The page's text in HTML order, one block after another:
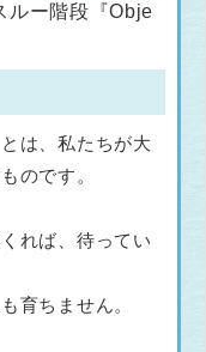
ー階段『Obje
は、私たちが大
のです。
れば、待ってい
育ちません。